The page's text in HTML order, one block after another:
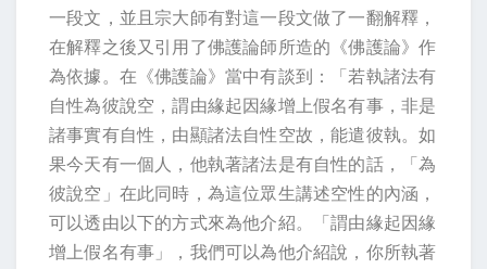
一段文，並且宗大師有對這一段文做了一翻解釋，
在解釋之後又引用了佛護論師所造的《佛護論》作
為依據。在《佛護論》當中有談到：「若執諸法有
自性為彼說空，謂由緣起因緣增上假名有事，非是
諸事實有自性，由顯諸法自性空故，能遣彼執。如
果今天有一個人，他執著諸法是有自性的話，「為
彼說空」在此同時，為這位眾生講述空性的內涵，
可以透由以下的方式來為他介紹。「謂由緣起因緣
增上假名有事」，我們可以為他介紹說，你所執著